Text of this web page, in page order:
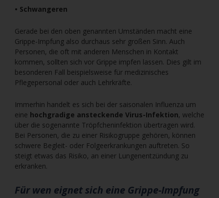
• Schwangeren
Gerade bei den oben genannten Umständen macht eine
Grippe-Impfung also durchaus sehr großen Sinn. Auch
Personen, die oft mit anderen Menschen in Kontakt
kommen, sollten sich vor Grippe impfen lassen. Dies gilt im
besonderen Fall beispielsweise für medizinisches
Pflegepersonal oder auch Lehrkräfte.
Immerhin handelt es sich bei der saisonalen Influenza um
eine hochgradige ansteckende Virus-Infektion, welche
über die sogenannte Tröpfcheninfektion übertragen wird.
Bei Personen, die zu einer Risikogruppe gehören, können
schwere Begleit- oder Folgeerkrankungen auftreten. So
steigt etwas das Risiko, an einer Lungenentzündung zu
erkranken.
Für wen eignet sich eine Grippe-Impfung